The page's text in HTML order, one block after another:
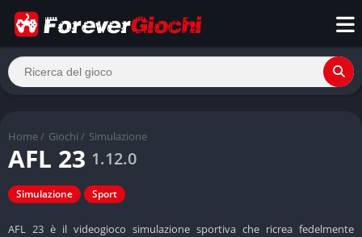
Home / Giochi / Simulazione
AFL 23 1.12.0
Simulazione Sport
AFL 23 è il videogioco simulazione sportiva che ricrea fedelmente